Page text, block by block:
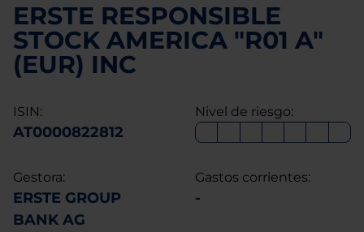
ERSTE RESPONSIBLE
STOCK AMERICA "R01 A"
(EUR) INC
ISIN:
AT0000822812
Nivel de riesgo:
Gestora:
ERSTE GROUP
BANK AG
Gastos corrientes:
-